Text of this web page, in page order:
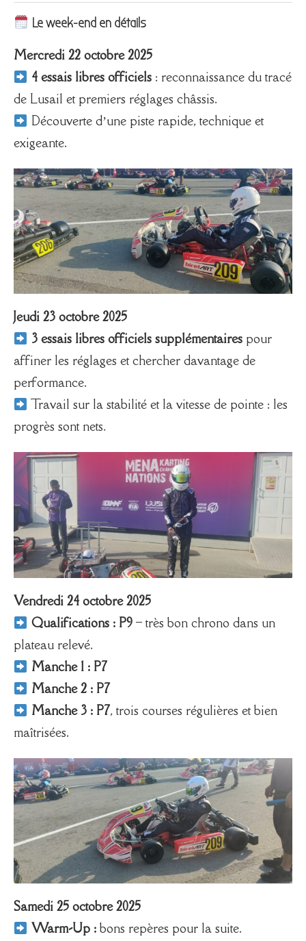
Le week-end en détails
Mercredi 22 octobre 2025
4 essais libres officiels: reconnaissance du tracé
de Lusail et premiers réglages châssis.
Découverte d’une piste rapide, technique et
exigeante.
Jeudi 23 octobre 2025
3 essais libres officiels supplémentairespour
affiner les réglages et chercher davantage de
performance.
Travail sur la stabilité et la vitesse de pointe : les
progrès sont nets.
Vendredi 24 octobre 2025
Qualifications : P9– très bon chrono dans un
plateau relevé.
Manche 1 : P7
Manche 2 : P7
Manche 3 : P7, trois courses régulières et bien
maîtrisées.
Samedi 25 octobre 2025
Warm-Up :bons repères pour la suite.